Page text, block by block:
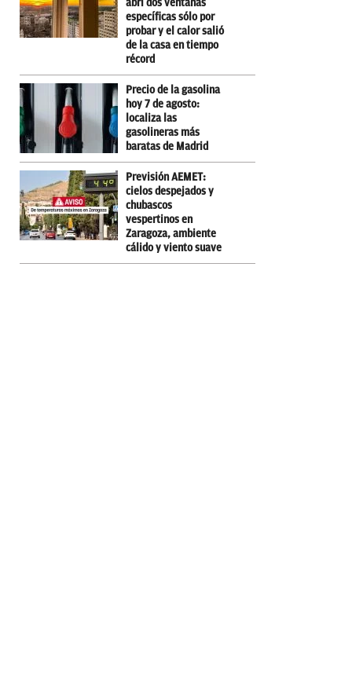
abrí dos ventanas
específicas sólo por
probar y el calor salió
de la casa en tiempo
récord
Precio de la gasolina
hoy 7 de agosto:
localiza las
gasolineras más
baratas de Madrid
Previsión AEMET:
cielos despejados y
chubascos
vespertinos en
Zaragoza, ambiente
cálido y viento suave